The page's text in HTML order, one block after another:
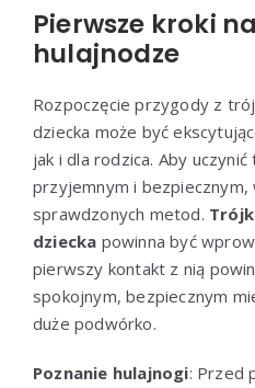
Pierwsze kroki
hulajnodze
Rozpoczęcie przygody z
dziecka może być
jak i dla rodzica. Aby
przyjemnym i
sprawdzonych metod.
dziecka powinna być
pierwszy kontakt z nią
spokojnym, bezpiecznym
duże podwórko.
Poznanie hulajnogi: Przed